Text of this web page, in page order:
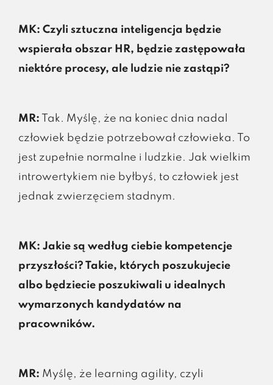
MK: Czyli sztuczna inteligencja będzie
wspierała obszar HR, będzie zastępowała
niektóre procesy, ale ludzie nie zastąpi?
MR: Tak. Myślę, że na koniec dnia nadal
człowiek będzie potrzebował człowieka. To
jest zupełnie normalne i ludzkie. Jak wielkim
introwertykiem nie byłbyś, to człowiek jest
jednak zwierzęciem stadnym.
MK: Jakie są według ciebie kompetencje
przyszłości? Takie, których poszukujecie
albo będziecie poszukiwali u idealnych
wymarzonych kandydatów na
pracowników.
MR: Myślę, że learning agility, czyli